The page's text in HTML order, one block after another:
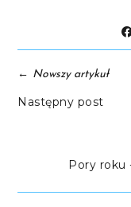
← Nowszy artykuł
Następny post
Pory roku